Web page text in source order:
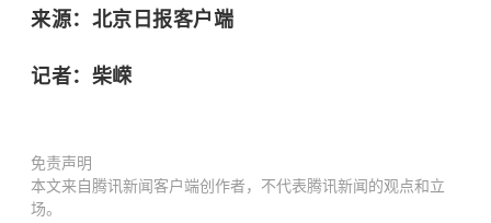
来源：北京日报客户端
记者：柴嵘
免责声明
本文来自腾讯新闻客户端创作者，不代表腾讯新闻的观点和立
场。